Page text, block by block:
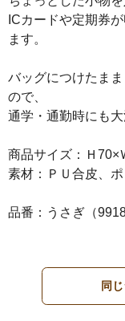
ICカードや定期券
ます。
バッグにつけたま
ので、
通学・通勤時にも大
商品サイズ：Ｈ70×
素材：ＰＵ合皮、
品番：うさぎ（
同